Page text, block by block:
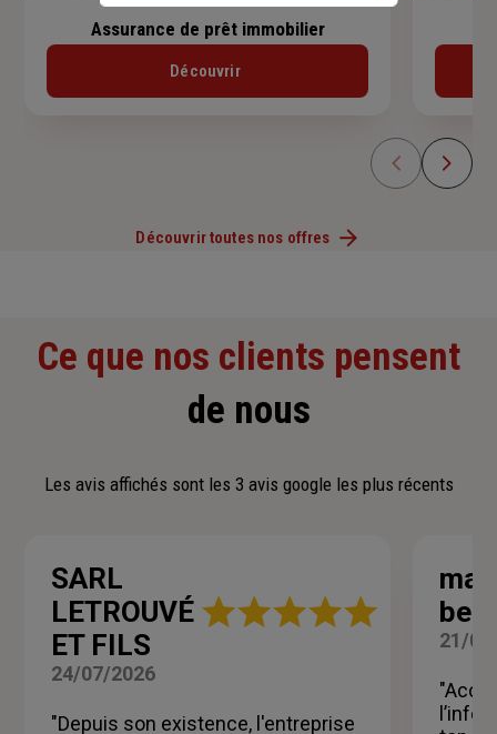
Assurance de prêt immobilier
Découvrir
Découvrir toutes nos offres
Ce que nos clients pensent
de nous
Les avis affichés sont les 3 avis google les plus récents
SARL
LETROUVÉ
ET FILS
Note
24/07/2026
"Depuis son existence, l'entreprise
21/